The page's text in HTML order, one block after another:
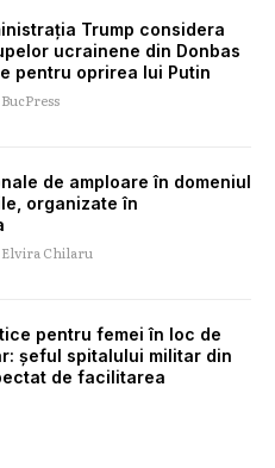
Trump considera
ucrainene din Donbas
pentru oprirea lui Putin
BucPress
de amploare în domeniul
organizate în
Elvira Chilaru
pentru femei în loc de
șeful spitalului militar din
de facilitarea